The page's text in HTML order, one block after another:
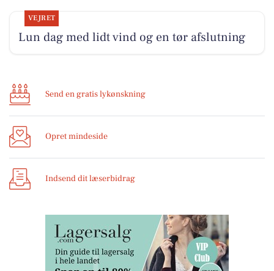
VEJRET
Lun dag med lidt vind og en tør afslutning
Send en gratis lykønskning
Opret mindeside
Indsend dit læserbidrag